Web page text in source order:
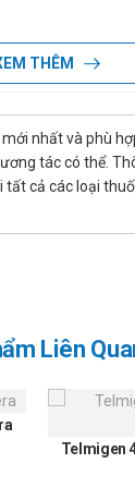
THÊM
nhất và phù
tác có thể.
cả các loại
Liên
Telmigen